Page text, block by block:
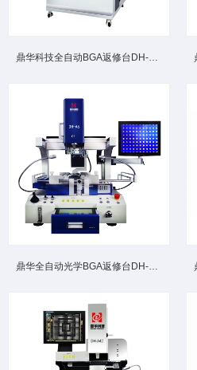
鼎华科技全自动BGA返修台DH-A8高端大型机型柜式全自动光学...
鼎华全自动光学BGA返修台DH‑A6 多器件兼容贴片芯片返修设...